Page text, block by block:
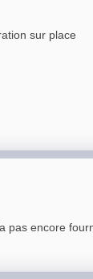
sur place
pas encore